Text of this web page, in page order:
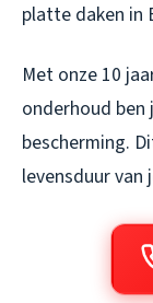
platte daken in
Met onze 10
onderhoud ben
bescherming.
levensduur van